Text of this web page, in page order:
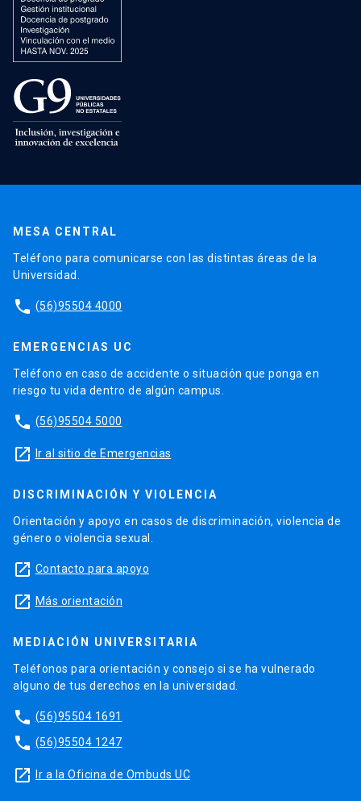
MESA CENTRAL
Teléfono para comunicarse con las distintas áreas de la
Universidad.
phone (56)95504 4000
EMERGENCIAS UC
Teléfono en caso de accidente o situación que ponga en
riesgo tu vida dentro de algún campus.
phone (56)95504 5000
launch Ir al sitio de Emergencias
DISCRIMINACIÓN Y VIOLENCIA
Orientación y apoyo en casos de discriminación, violencia de
género o violencia sexual.
launch Contacto para apoyo
launch Más orientación
MEDIACIÓN UNIVERSITARIA
Teléfonos para orientación y consejo si se ha vulnerado
alguno de tus derechos en la universidad.
phone (56)95504 1691
phone (56)95504 1247
launch Ir a la Oficina de Ombuds UC